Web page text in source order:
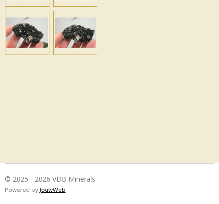
© 2025 - 2026 VDB Minerals
Powered by JouwWeb